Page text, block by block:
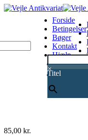
×
Titel
Forside
Betingelser
Bøger
Kontakt
Hjælp
0
85,00 kr.